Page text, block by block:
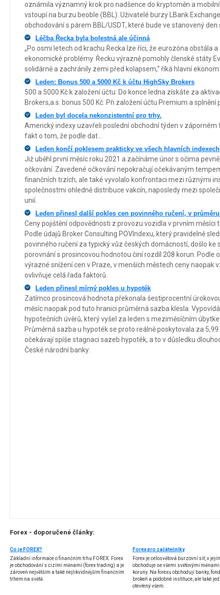
oznámila významný krok pro nadšence do kryptoměn a
vstoupí na burzu beoble (BBL). Uživatelé burzy LBank
obchodování s párem BBL/USDT, které bude ve stanovený den
Léčba Řecka byla bolestná ale účinná
„Po osmi letech od krachu Řecka lze říci, že eurozóna obstála
ekonomické problémy. Řecku výrazně pomohly členské státy
solidárně a zachránily zemi před kolapsem,“ říká hlavní ekonom
Leden: Bonus 500 a 5000 Kč k účtu HighSky Brokers
500 a 5000 Kč k založení účtu: Do konce ledna získáte za
Brokers,a.s. bonus 500 Kč. Při založení účtu Premium a
Leden byl docela nekonzistentní pro trhy.
Americký indexy uzavřeli poslední obchodní týden v záporném
fakt o tom, že podle dat...
Leden končí poklesem prakticky ve všech hlavních indexech
Již uběhl první měsíc roku 2021 a začínáme únor s očima
očkování. Zavedené očkování nepokračují očekávaným
finančních trzích, ale také vyvolalo konfrontaci mezi různými
společnostmi ohledně distribuce vakcín, naposledy mezi
unií.
Leden přinesl další pokles cen povinného ručení, v
Ceny pojištění odpovědnosti z provozu vozidla v prvním měsíci
Podle údajů Broker Consulting POVIndexu, který pravidelně
povinného ručení za typický vůz českých domácností, došlo ke
porovnání s prosincovou hodnotou činí rozdíl 208 korun. Podle
výrazné snížení cen v Praze, v menších městech ceny naopak
ovlivňuje celá řada faktorů.
Leden přinesl mírný pokles u hypoték
Zatímco prosincová hodnota překonala šestiprocentní
měsíc naopak pod tuto hranici průměrná sazba klesla.
hypotečních úvěrů, který vyšel za leden s meziměsíčním
Průměrná sazba u hypoték se proto reálně poskytovala za
očekávají spíše stagnaci sazeb hypoték, a to v důsledku
České národní banky.
Forex - doporučené články:
Co je FOREX?
Základní informace o finančním trhu FOREX. Forex
je obchodování s cizími měnami (forex trading) a je
zároveň největším a také nejlikvidnějším finančním
trhem na světě.
Forex pro začátečníky
Forex je celosvětová burzovní síť, v
obchoduje se všemi světovými
koruny. Na forexu obchodují banky,
brokeři a podobné instituce, ale také
otevřený všem.